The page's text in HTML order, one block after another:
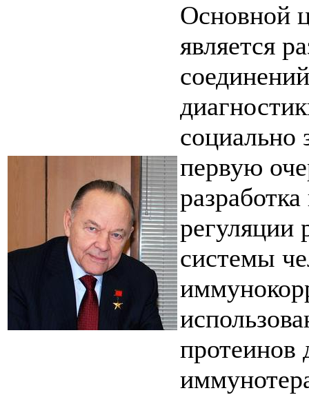
Основной
является
социально
первую
регуляции
системы
протеинов